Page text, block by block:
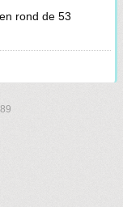
rond de 53